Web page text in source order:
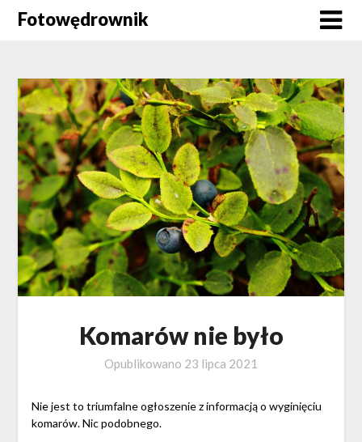
SkipFotowędrownik
Komarów nie było
Opublikowano 23 lipca 2021
Nie jest to triumfalne ogłoszenie z informacją o wyginięciu
komarów. Nic podobnego.